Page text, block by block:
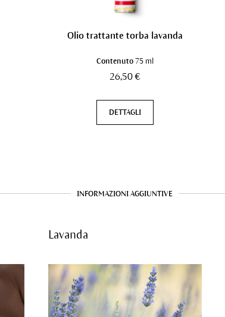
Olio trattante torba lavanda
Contenuto 75 ml
26,50 €
DETTAGLI
INFORMAZIONI AGGIUNTIVE
Lavanda